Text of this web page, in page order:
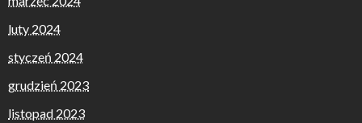
luty 2024
styczeń 2024
grudzień 2023
listopad 2023